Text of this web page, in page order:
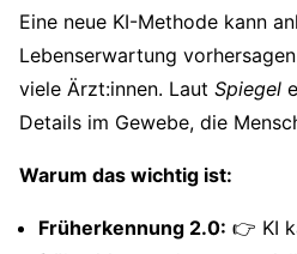
Eine neue KI-Methode kann
Lebenserwartung
viele Ärzt:innen. Laut Spiegel
Details im Gewebe, die
Warum das wichtig ist:
Früherkennung 2.0: 👉 KI